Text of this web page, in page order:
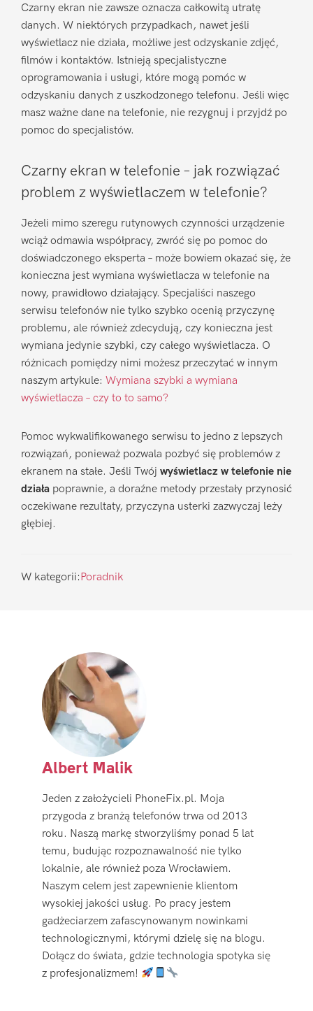
Czarny ekran nie zawsze oznacza całkowitą utratę
danych. W niektórych przypadkach, nawet jeśli
wyświetlacz nie działa, możliwe jest odzyskanie zdjęć,
filmów i kontaktów. Istnieją specjalistyczne
oprogramowania i usługi, które mogą pomóc w
odzyskaniu danych z uszkodzonego telefonu. Jeśli więc
masz ważne dane na telefonie, nie rezygnuj i przyjdź po
pomoc do specjalistów.
Czarny ekran w telefonie – jak rozwiązać
problem z wyświetlaczem w telefonie?
Jeżeli mimo szeregu rutynowych czynności urządzenie
wciąż odmawia współpracy, zwróć się po pomoc do
doświadczonego eksperta – może bowiem okazać się, że
konieczna jest wymiana wyświetlacza w telefonie na
nowy, prawidłowo działający. Specjaliści naszego
serwisu telefonów nie tylko szybko ocenią przyczynę
problemu, ale również zdecydują, czy konieczna jest
wymiana jedynie szybki, czy całego wyświetlacza. O
różnicach pomiędzy nimi możesz przeczytać w innym
naszym artykule: Wymiana szybki a wymiana
wyświetlacza – czy to to samo?
Pomoc wykwalifikowanego serwisu to jedno z lepszych
rozwiązań, ponieważ pozwala pozbyć się problemów z
ekranem na stałe. Jeśli Twój wyświetlacz w telefonie nie
działa poprawnie, a doraźne metody przestały przynosić
oczekiwane rezultaty, przyczyna usterki zazwyczaj leży
głębiej.
W kategorii:Poradnik
Albert Malik
Jeden z założycieli PhoneFix.pl. Moja
przygoda z branżą telefonów trwa od 2013
roku. Naszą markę stworzyliśmy ponad 5 lat
temu, budując rozpoznawalność nie tylko
lokalnie, ale również poza Wrocławiem.
Naszym celem jest zapewnienie klientom
wysokiej jakości usług. Po pracy jestem
gadżeciarzem zafascynowanym nowinkami
technologicznymi, którymi dzielę się na blogu.
Dołącz do świata, gdzie technologia spotyka się
z profesjonalizmem!